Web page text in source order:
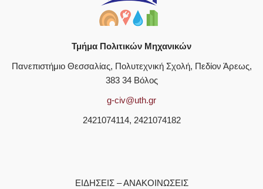
Τμήμα Πολιτικών Μηχανικών
Πανεπιστήμιο Θεσσαλίας, Πολυτεχνική Σχολή, Πεδίον Άρεως,
383 34 Βόλος
g-civ@uth.gr
2421074114, 2421074182
ΕΙΔΗΣΕΙΣ – ΑΝΑΚΟΙΝΩΣΕΙΣ